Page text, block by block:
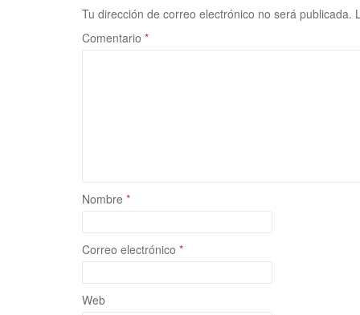
Tu dirección de correo electrónico no será publicada.
Comentario *
Nombre *
Correo electrónico *
Web